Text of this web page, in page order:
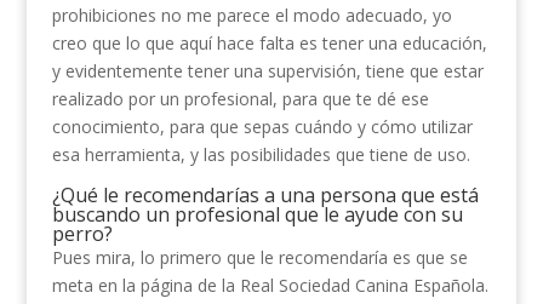
prohibiciones no me parece el modo adecuado, yo
creo que lo que aquí hace falta es tener una educación,
y evidentemente tener una supervisión, tiene que estar
realizado por un profesional, para que te dé ese
conocimiento, para que sepas cuándo y cómo utilizar
esa herramienta, y las posibilidades que tiene de uso.
¿Qué le recomendarías a una persona que está
buscando un profesional que le ayude con su
perro?
Pues mira, lo primero que le recomendaría es que se
meta en la página de la Real Sociedad Canina Española.